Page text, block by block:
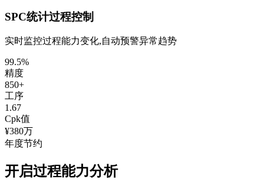
SPC统计过程控制
实时监控过程能力变化,自动预警异常趋势
99.5%
精度
850+
工序
1.67
Cpk值
¥380万
年度节约
开启过程能力分析